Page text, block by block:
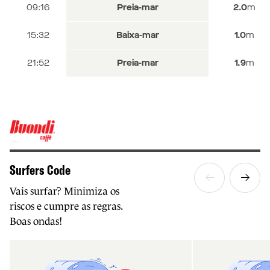
09:16 Preia-mar 2.0m
15:32 Baixa-mar 1.0m
21:52 Preia-mar 1.9m
10:40 Preia-mar 2.0m
17:02 Baixa-mar 0.9m
23:19 Preia-mar 2.0m
11:53 Preia-mar 2.2m
18:17 Baixa-mar 0.7m
Surfers Code
Vais surfar? Minimiza os
riscos e cumpre as regras.
Boas ondas!